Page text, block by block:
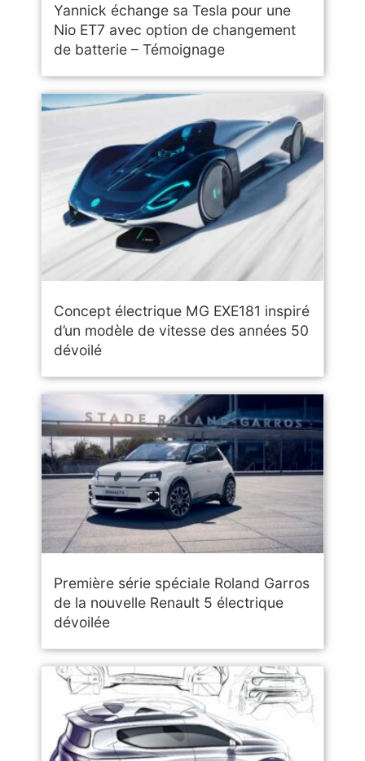
Yannick échange sa Tesla pour une
Nio ET7 avec option de changement
de batterie – Témoignage
Concept électrique MG EXE181 inspiré
d’un modèle de vitesse des années 50
dévoilé
Première série spéciale Roland Garros
de la nouvelle Renault 5 électrique
dévoilée